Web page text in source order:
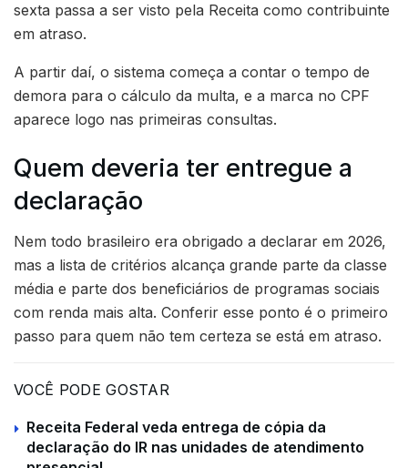
sexta passa a ser visto pela Receita como contribuinte
em atraso.
A partir daí, o sistema começa a contar o tempo de
demora para o cálculo da multa, e a marca no CPF
aparece logo nas primeiras consultas.
Quem deveria ter entregue a
declaração
Nem todo brasileiro era obrigado a declarar em 2026,
mas a lista de critérios alcança grande parte da classe
média e parte dos beneficiários de programas sociais
com renda mais alta. Conferir esse ponto é o primeiro
passo para quem não tem certeza se está em atraso.
VOCÊ PODE GOSTAR
Receita Federal veda entrega de cópia da
declaração do IR nas unidades de atendimento